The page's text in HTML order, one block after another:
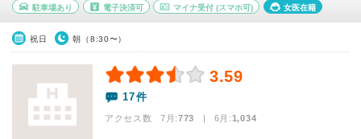
駐車場あり 電子決済可 マイナ受付 (スマホ可) 女医在籍
祝日 朝（8:30〜）
3.59
17件
アクセス数 7月:773 | 6月:1,034